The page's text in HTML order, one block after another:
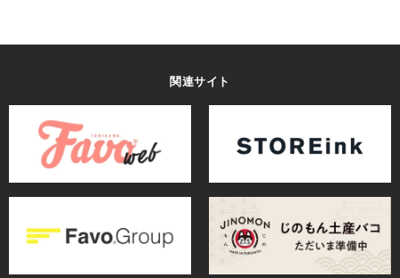
関連サイト